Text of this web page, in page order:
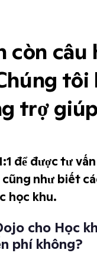
còn câu
tôi
trợ
để được tư
cũng như biết
học khu.
cho Học
phí không?